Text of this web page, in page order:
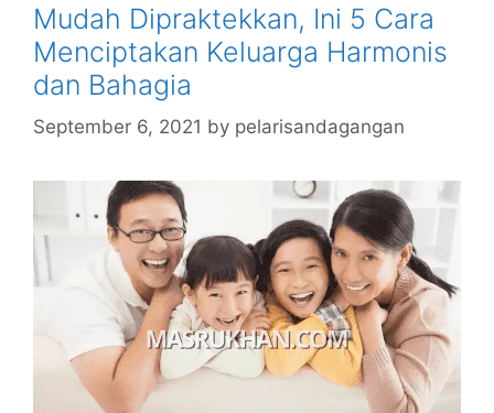
Mudah Dipraktekkan, Ini 5 Cara
Menciptakan Keluarga Harmonis
dan Bahagia
September 6, 2021 by pelarisandagangan